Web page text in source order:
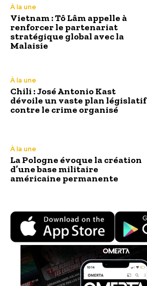
À la une
Vietnam : Tô Lâm appelle à
renforcer le partenariat
stratégique global avec la
Malaisie
À la une
Chili : José Antonio Kast
dévoile un vaste plan législatif
contre le crime organisé
À la une
La Pologne évoque la création
d’une base militaire
américaine permanente